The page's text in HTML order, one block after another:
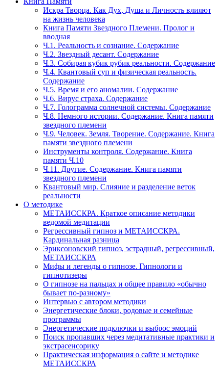
Искра Творца. Как Дух, Душа и Личность влияют
на жизнь человека
Книга Памяти Звездного Племени. Пролог и
вводная
Ч.1. Реальность и сознание. Содержание
Ч.2. Звездный десант. Содержание
Ч.3. Собирая кубик рубик реальности. Содержание
Ч.4. Квантовый суп и физическая реальность.
Содержание
Ч.5. Время и его аномалии. Содержание
Ч.6. Вирус страха. Содержание
Ч.7. Голограмма солнечной системы. Содержание
Ч.8. Немного истории. Содержание. Книга памяти
звездного племени
Ч.9. Человек. Земля. Творение. Содержание. Книга
памяти звездного племени
Инструменты контроля. Содержание. Книга
памяти Ч.10
Ч.11. Другие. Содержание. Книга памяти
звездного племени
Квантовый мир. Слияние и разделение веток
реальности
О методике
МЕТАИССКРА. Краткое описание методики
ведомой медитации
Регрессивный гипноз и МЕТАИССКРА.
Кардинальная разница
Эриксоновский гипноз, эстрадный, регрессивный,
МЕТАИССКРА
Мифы и легенды о гипнозе. Гипнологи и
гипнотизеры
О гипнозе на пальцах и общее правило «обычно
бывает по-разному»
Интервью с автором методики
Энергетические блоки, родовые и семейные
программы
Энергетические подключки и выброс эмоций
Поиск пропавших через медитативные практики и
экстрасенсорику
Практическая информация о сайте и методике
МЕТАИССКРА